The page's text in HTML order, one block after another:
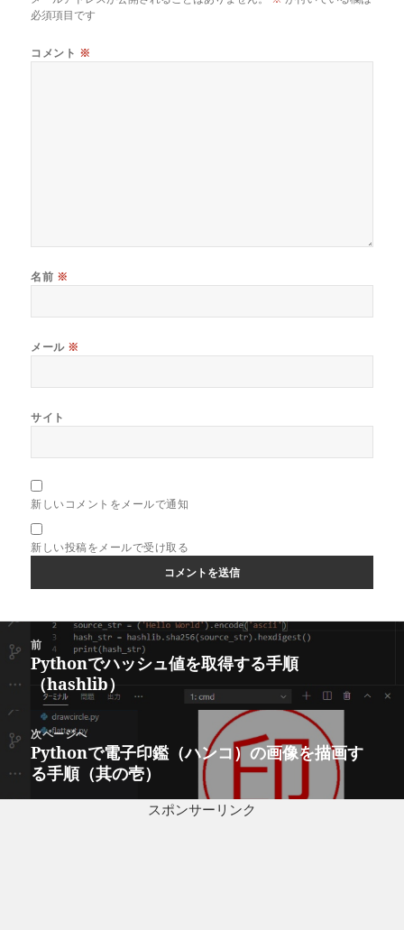
必須項目です
コメント ※
名前 ※
メール ※
サイト
新しいコメントをメールで通知
新しい投稿をメールで受け取る
投
稿
ゲ
ー
ン
前
前
の
投
稿:
Pythonでハッシュ値を取得する手順
（hashlib）
次ページへ
次
の
Pythonで電子印鑑（ハンコ）の画像を描画す
る手順（其の壱）
スポンサーリンク